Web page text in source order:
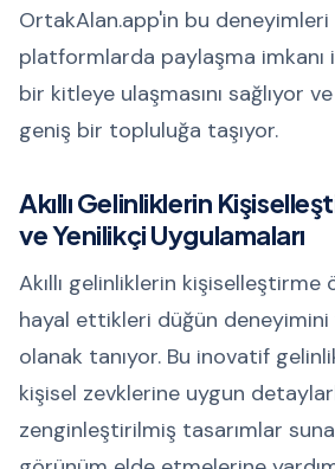
OrtakAlan.app'in bu deneyimleri
platformlarda paylaşma imkanı
bir kitleye ulaşmasını sağlıyor
geniş bir topluluğa taşıyor.
Akıllı Gelinliklerin
ve Yenilikçi Uygulamaları
Akıllı gelinliklerin
hayal ettikleri düğün deneyimini
olanak tanıyor. Bu inovatif
kişisel zevklerine uygun
zenginleştirilmiş tasarımlar